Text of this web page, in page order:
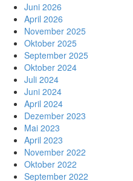
Juni 2026
April 2026
November 2025
Oktober 2025
September 2025
Oktober 2024
Juli 2024
Juni 2024
April 2024
Dezember 2023
Mai 2023
April 2023
November 2022
Oktober 2022
September 2022